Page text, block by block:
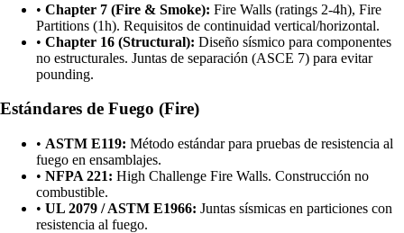
• Chapter 7 (Fire & Smoke): Fire Walls (ratings 2-4h), Fire
Partitions (1h). Requisitos de continuidad vertical/horizontal.
• Chapter 16 (Structural): Diseño sísmico para componentes
no estructurales. Juntas de separación (ASCE 7) para evitar
pounding.
Estándares de Fuego (Fire)
• ASTM E119: Método estándar para pruebas de resistencia al
fuego en ensamblajes.
• NFPA 221: High Challenge Fire Walls. Construcción no
combustible.
• UL 2079 / ASTM E1966: Juntas sísmicas en particiones con
resistencia al fuego.